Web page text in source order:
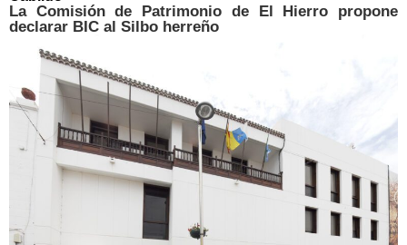
La Comisión de Patrimonio de El Hierro propone
declarar BIC al Silbo herreño